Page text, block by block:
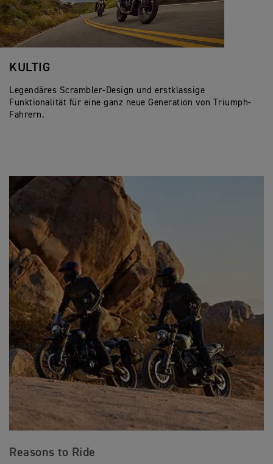
KULTIG
Legendäres Scrambler-Design und erstklassige
Funktionalität für eine ganz neue Generation von Triumph-
Fahrern.
Reasons to Ride